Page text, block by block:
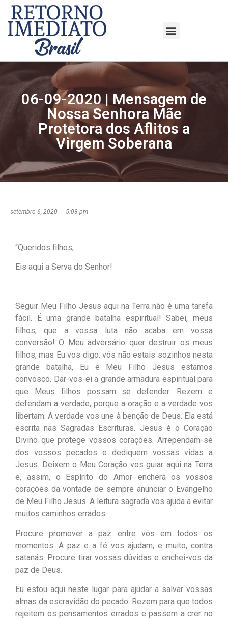
06-09-2020 | Mensagem de
Nossa Senhora Mãe
Protetora dos Aflitos a
Virgem Soberana
setembro 6, 2020 5:03 pm
“Queridos filhos,
Eis aqui a Serva do Senhor!
Seguir Meu Filho Jesus aqui na Terra não é uma tarefa
fácil. É uma grande batalha espiritual! Sabei, meus
filhos, que a vossa luta não acaba em vossa
conversão! O Meu adversário quer destruir os meus
filhos, mas Eu vos digo: vós não estais sozinhos nesta
grande batalha, Eu e Meu Filho Jesus estamos
convosco. Dar-vos-ei a grande armadura espiritual para
que Meus filhos possam se defender. Rezem e
defendam a verdade, porque a oração e a verdade vos
libertam. A verdade vos une à benção de Deus. Ela está
escrita nas Sagradas Escrituras. Jesus é o Coração
Divino que protege vossos corações. Arrependam-se
dos vossos pecados e dediquem vossas vidas a
Jesus. Deixem o Meu Coração vos guiar aqui na Terra
e, assim, o Espírito do Amor encherá os vossos
corações da vontade de sempre anunciar o Evangelho
de Meu Filho Jesus. A leitura sagrada vos ajuda a evitar
muitos caminhos errados.
Procure promover a paz entre vós em todos os
momentos. A paz e a fé vos ajudam, e muito, contra
satanás. Procure tirar vossas dúvidas e enchei-vos da
paz de Deus.
Eu estou aqui neste lugar para ajudar a salvar vossas
almas da escravidão do pecado. Rezem para que todos
rejeitem os pensamentos errados e passem a crer no